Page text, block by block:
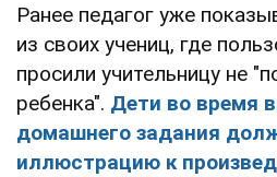
Ранее педагог уже
из своих учениц, где
просили учительницу не
ребенка". Дети во время
домашнего задания
иллюстрацию к